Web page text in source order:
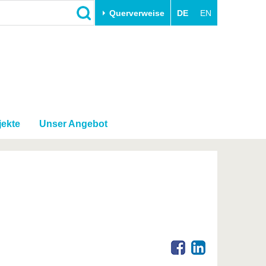
Querverweise DE EN
Forschungskooperationen
Gründen an der BTU
Unser Angebot